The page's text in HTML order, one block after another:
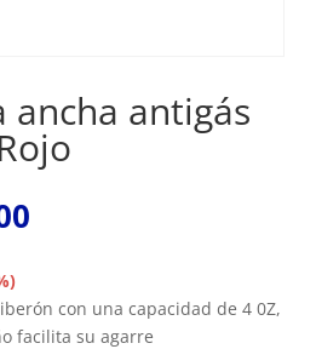
ancha antigás
es:
$9.900.
con una capacidad de 4 0Z,
facilita su agarre